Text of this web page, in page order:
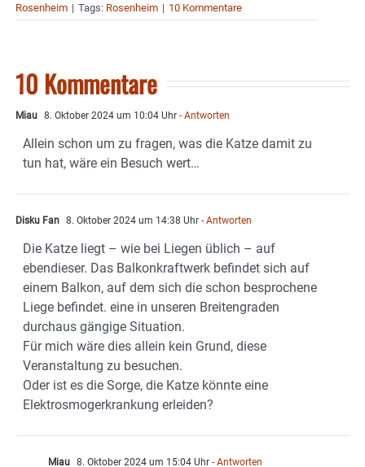
Rosenheim | Tags: Rosenheim | 10 Kommentare
10 Kommentare
Miau 8. Oktober 2024 um 10:04 Uhr - Antworten
Allein schon um zu fragen, was die Katze damit zu
tun hat, wäre ein Besuch wert…
Disku Fan 8. Oktober 2024 um 14:38 Uhr - Antworten
Die Katze liegt – wie bei Liegen üblich – auf
ebendieser. Das Balkonkraftwerk befindet sich auf
einem Balkon, auf dem sich die schon besprochene
Liege befindet. eine in unseren Breitengraden
durchaus gängige Situation.
Für mich wäre dies allein kein Grund, diese
Veranstaltung zu besuchen.
Oder ist es die Sorge, die Katze könnte eine
Elektrosmogerkrankung erleiden?
Miau 8. Oktober 2024 um 15:04 Uhr - Antworten